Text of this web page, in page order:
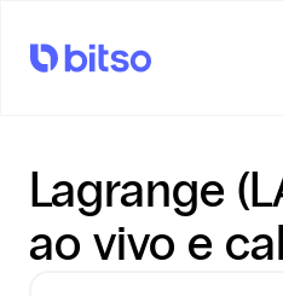
Lagrange
ao vivo e